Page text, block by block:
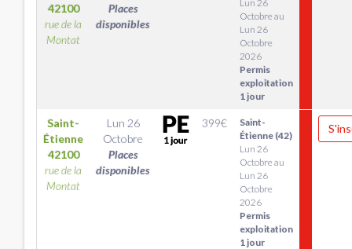
42100
rue de la
Montat
Places
disponibles
Lun 26
Octobre au
Lun 26
Octobre
2026
Permis
exploitation
1 jour
Saint-
Étienne
42100
rue de la
Montat
Lun 26
Octobre
Places
disponibles
399€
Saint-
Étienne (42)
Lun 26
Octobre au
Lun 26
Octobre
2026
Permis
exploitation
1 jour